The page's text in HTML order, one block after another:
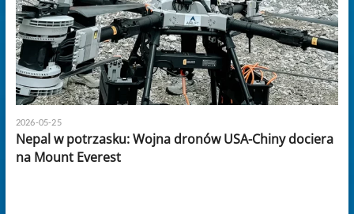
2026-05-25
Nepal w potrzasku: Wojna dronów USA-Chiny dociera
na Mount Everest